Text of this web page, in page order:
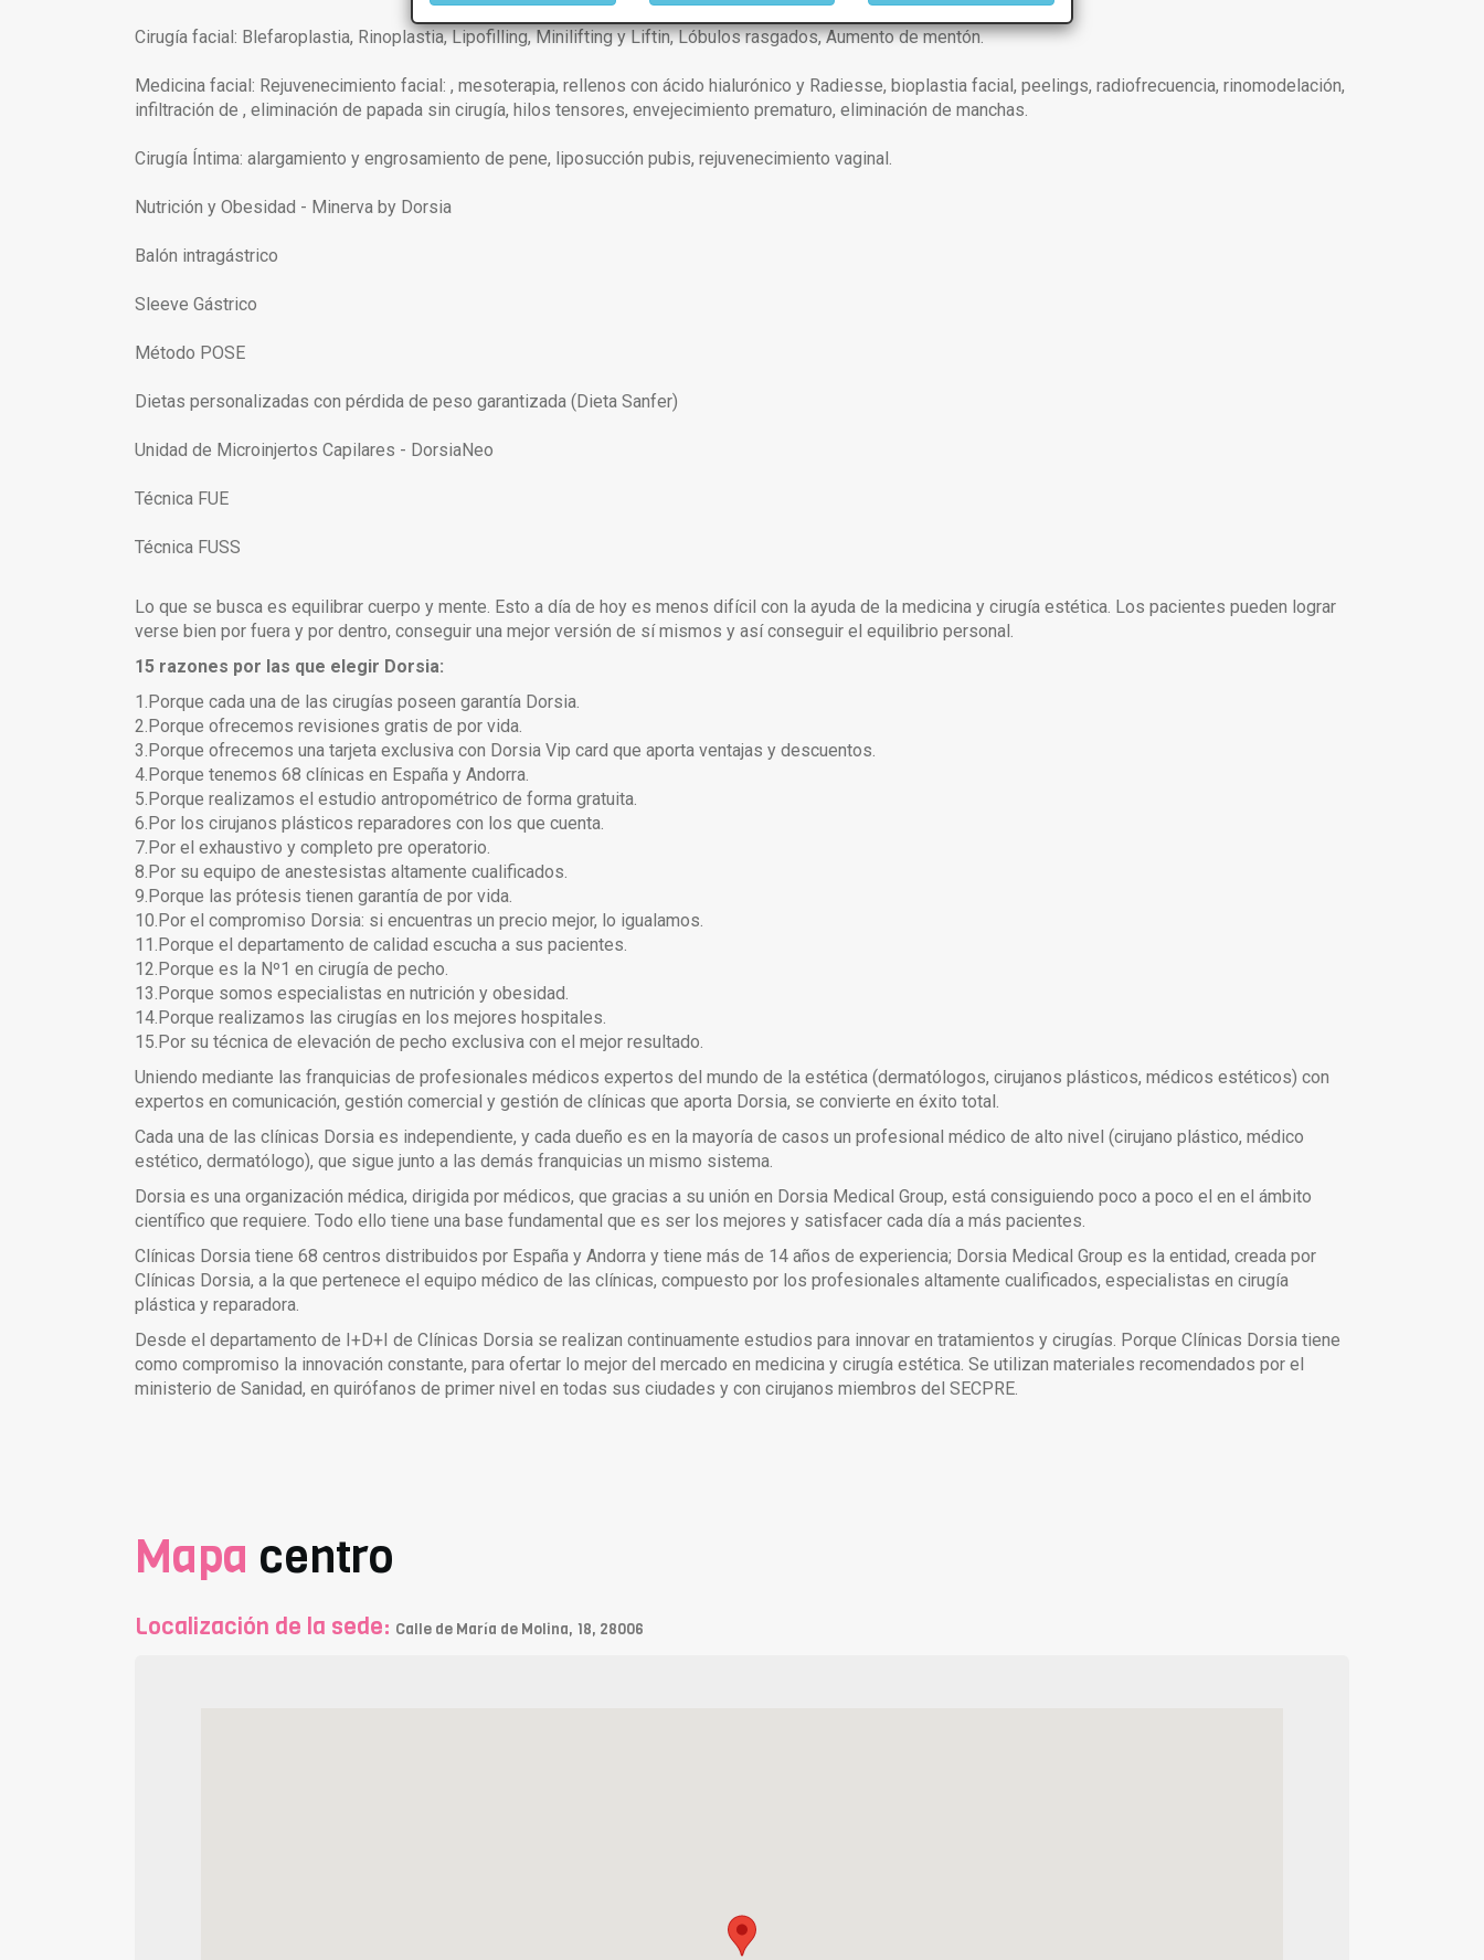
Cirugía facial: Blefaroplastia, Rinoplastia, Lipofilling, Minilifting y Liftin, Lóbulos rasgados, Aumento de mentón.
Medicina facial: Rejuvenecimiento facial: , mesoterapia, rellenos con ácido hialurónico y Radiesse, bioplastia facial, peelings, radiofrecuencia, rinomodelación,
infiltración de , eliminación de papada sin cirugía, hilos tensores, envejecimiento prematuro, eliminación de manchas.
Cirugía Íntima: alargamiento y engrosamiento de pene, liposucción pubis, rejuvenecimiento vaginal.
Nutrición y Obesidad - Minerva by Dorsia
Balón intragástrico
Sleeve Gástrico
Método POSE
Dietas personalizadas con pérdida de peso garantizada (Dieta Sanfer)
Unidad de Microinjertos Capilares - DorsiaNeo
Técnica FUE
Técnica FUSS
Lo que se busca es equilibrar cuerpo y mente. Esto a día de hoy es menos difícil con la ayuda de la medicina y cirugía estética. Los pacientes pueden lograr
verse bien por fuera y por dentro, conseguir una mejor versión de sí mismos y así conseguir el equilibrio personal.
15 razones por las que elegir Dorsia:
1.Porque cada una de las cirugías poseen garantía Dorsia.
2.Porque ofrecemos revisiones gratis de por vida.
3.Porque ofrecemos una tarjeta exclusiva con Dorsia Vip card que aporta ventajas y descuentos.
4.Porque tenemos 68 clínicas en España y Andorra.
5.Porque realizamos el estudio antropométrico de forma gratuita.
6.Por los cirujanos plásticos reparadores con los que cuenta.
7.Por el exhaustivo y completo pre operatorio.
8.Por su equipo de anestesistas altamente cualificados.
9.Porque las prótesis tienen garantía de por vida.
10.Por el compromiso Dorsia: si encuentras un precio mejor, lo igualamos.
11.Porque el departamento de calidad escucha a sus pacientes.
12.Porque es la Nº1 en cirugía de pecho.
13.Porque somos especialistas en nutrición y obesidad.
14.Porque realizamos las cirugías en los mejores hospitales.
15.Por su técnica de elevación de pecho exclusiva con el mejor resultado.
Uniendo mediante las franquicias de profesionales médicos expertos del mundo de la estética (dermatólogos, cirujanos plásticos, médicos estéticos) con
expertos en comunicación, gestión comercial y gestión de clínicas que aporta Dorsia, se convierte en éxito total.
Cada una de las clínicas Dorsia es independiente, y cada dueño es en la mayoría de casos un profesional médico de alto nivel (cirujano plástico, médico
estético, dermatólogo), que sigue junto a las demás franquicias un mismo sistema.
Dorsia es una organización médica, dirigida por médicos, que gracias a su unión en Dorsia Medical Group, está consiguiendo poco a poco el en el ámbito
científico que requiere. Todo ello tiene una base fundamental que es ser los mejores y satisfacer cada día a más pacientes.
Clínicas Dorsia tiene 68 centros distribuidos por España y Andorra y tiene más de 14 años de experiencia; Dorsia Medical Group es la entidad, creada por
Clínicas Dorsia, a la que pertenece el equipo médico de las clínicas, compuesto por los profesionales altamente cualificados, especialistas en cirugía
plástica y reparadora.
Desde el departamento de I+D+I de Clínicas Dorsia se realizan continuamente estudios para innovar en tratamientos y cirugías. Porque Clínicas Dorsia tiene
como compromiso la innovación constante, para ofertar lo mejor del mercado en medicina y cirugía estética. Se utilizan materiales recomendados por el
ministerio de Sanidad, en quirófanos de primer nivel en todas sus ciudades y con cirujanos miembros del SECPRE.
Mapa centro
Localización de la sede: Calle de María de Molina, 18, 28006